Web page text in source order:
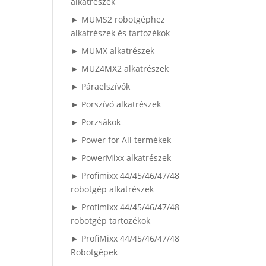
► MUMS2 robotgéphez
alkatrészek és tartozékok
► MUMX alkatrészek
► MUZ4MX2 alkatrészek
► Páraelszívók
► Porszívó alkatrészek
► Porzsákok
► Power for All termékek
► PowerMixx alkatrészek
► Profimixx 44/45/46/47/48
robotgép alkatrészek
► Profimixx 44/45/46/47/48
robotgép tartozékok
► ProfiMixx 44/45/46/47/48
Robotgépek